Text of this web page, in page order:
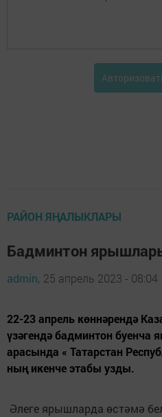
РАЙОН ЯҢАЛЫКЛАРЫ
Бадминтон
admin, 25 апрель 2023 - 08:04
22-23 апрель көннәрендә
үзәгендә бадминтон буенча
арасында « Татарстан
ның икенче этабы узды.
Әлеге ярышларда өстәмә